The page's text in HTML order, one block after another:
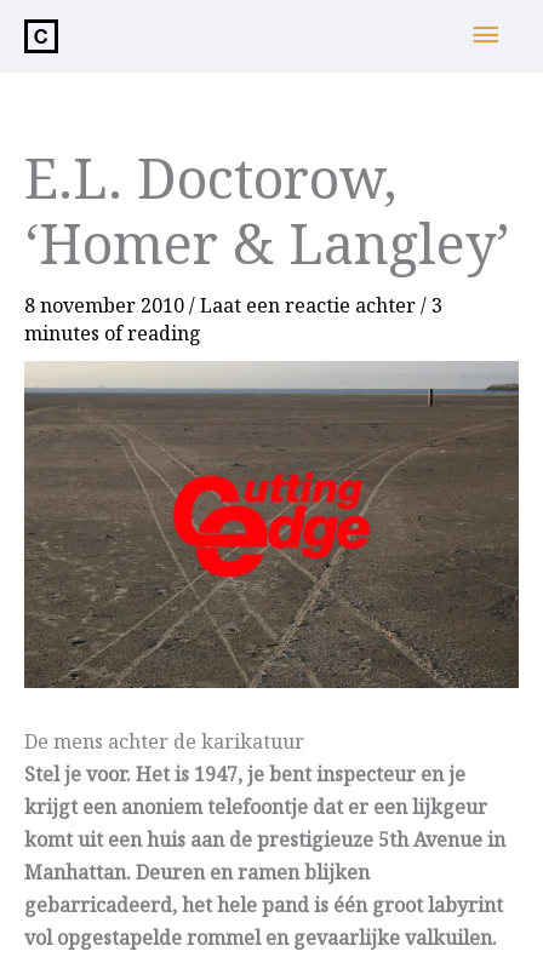
inhoud
E.L. Doctorow,
‘Homer & Langley’
8 november 2010/Laat een reactie achter/ 3
minutes of reading
De mens achter de karikatuur
Stel je voor. Het is 1947, je bent inspecteur en je
krijgt een anoniem telefoontje dat er een lijkgeur
komt uit een huis aan de prestigieuze 5th Avenue in
Manhattan. Deuren en ramen blijken
gebarricadeerd, het hele pand is één groot labyrint
vol opgestapelde rommel en gevaarlijke valkuilen.